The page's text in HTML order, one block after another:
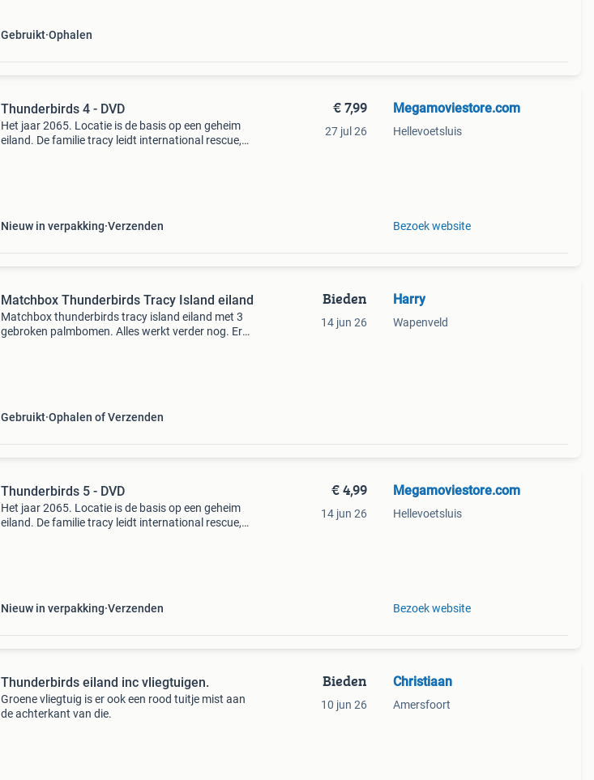
Gebruikt Ophalen
Thunderbirds 4 - DVD
Het jaar 2065. Locatie is de basis op een geheim
eiland. De familie tracy leidt international rescue,
Nieuw in verpakking Verzenden
€ 7,99
27 jul 26
Megamoviestore.com
Hellevoetsluis
Bezoek website
Matchbox Thunderbirds Tracy Island eiland
Matchbox thunderbirds tracy island eiland met 3
gebroken palmbomen. Alles werkt verder nog. Er
Gebruikt Ophalen of Verzenden
Bieden
14 jun 26
Harry
Wapenveld
Thunderbirds 5 - DVD
Het jaar 2065. Locatie is de basis op een geheim
eiland. De familie tracy leidt international rescue,
Nieuw in verpakking Verzenden
€ 4,99
14 jun 26
Megamoviestore.com
Hellevoetsluis
Bezoek website
Thunderbirds eiland inc vliegtuigen.
Groene vliegtuig is er ook een rood tuitje mist aan
de achterkant van die.
Bieden
10 jun 26
Christiaan
Amersfoort